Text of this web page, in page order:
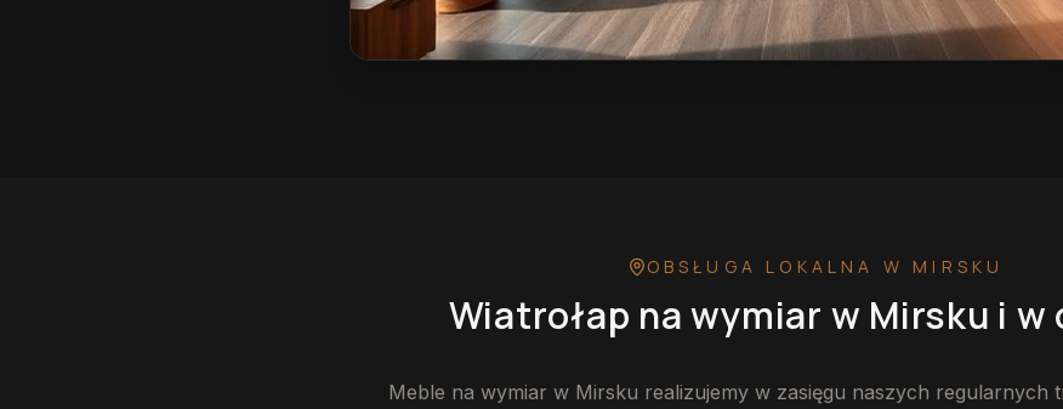
OBSŁUGA LOKALNA W MIRSKU
Wiatrołap na wymiar w Mirsku i w
Meble na wymiar w Mirsku realizujemy w zasięgu naszych regularnych